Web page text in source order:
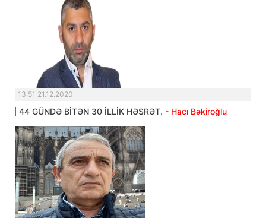
13:51 21.12.2020
44 GÜNDƏ BİTƏN 30 İLLİK HƏSRƏT. - Hacı Bəkiroğlu